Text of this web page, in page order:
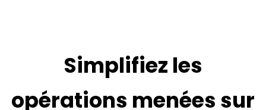
Simplifiez les
opérations menées sur